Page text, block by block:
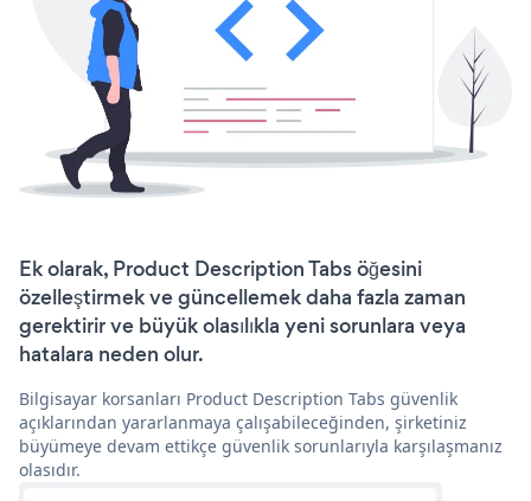
Ek olarak, Product Description Tabs öğesini
özelleştirmek ve güncellemek daha fazla zaman
gerektirir ve büyük olasılıkla yeni sorunlara veya
hatalara neden olur.
Bilgisayar korsanları Product Description Tabs güvenlik
açıklarından yararlanmaya çalışabileceğinden, şirketiniz
büyümeye devam ettikçe güvenlik sorunlarıyla karşılaşmanız
olasıdır.